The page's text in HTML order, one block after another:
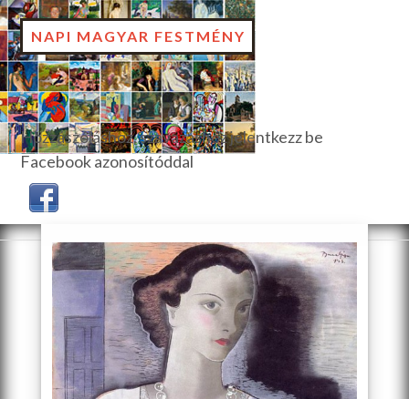
NAPI MAGYAR FESTMÉNY
Hozzászóláshoz, szavazáshoz jelentkezz be
Facebook azonosítóddal